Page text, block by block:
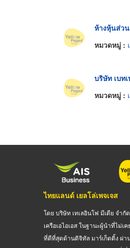
ห้างหุ้นส่ว
หมวดหมู่ :
บริษัท เบท
หมวดหมู่ :
ไทยแลนด์ เยลโล่เพจเจส
โดย บริษัท เทเลอินโฟ มีเดีย จำ
เครือเอไอเอส ในฐานะผู้นำที่ไม่
ที่ดีที่สุดด้านดิจิทัล มาร์เก็ตติ้ง ผ่า